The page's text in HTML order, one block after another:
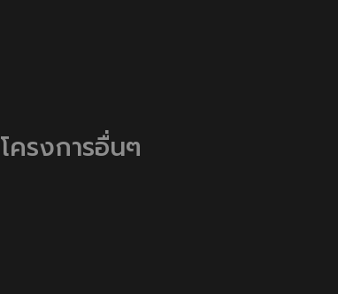
โครงการอื่นๆ